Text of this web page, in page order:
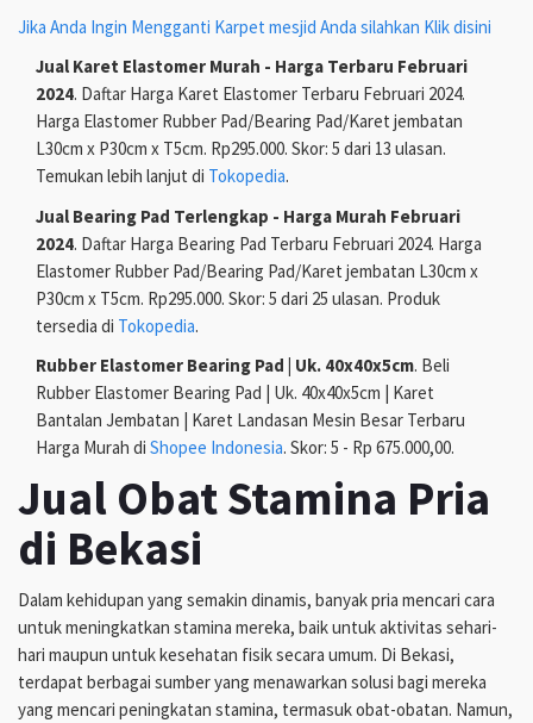
Jika Anda Ingin Mengganti Karpet mesjid Anda silahkan Klik disini
Jual Karet Elastomer Murah - Harga Terbaru Februari
2024. Daftar Harga Karet Elastomer Terbaru Februari 2024.
Harga Elastomer Rubber Pad/Bearing Pad/Karet jembatan
L30cm x P30cm x T5cm. Rp295.000. Skor: 5 dari 13 ulasan.
Temukan lebih lanjut di Tokopedia.
Jual Bearing Pad Terlengkap - Harga Murah Februari
2024. Daftar Harga Bearing Pad Terbaru Februari 2024. Harga
Elastomer Rubber Pad/Bearing Pad/Karet jembatan L30cm x
P30cm x T5cm. Rp295.000. Skor: 5 dari 25 ulasan. Produk
tersedia di Tokopedia.
Rubber Elastomer Bearing Pad | Uk. 40x40x5cm. Beli
Rubber Elastomer Bearing Pad | Uk. 40x40x5cm | Karet
Bantalan Jembatan | Karet Landasan Mesin Besar Terbaru
Harga Murah di Shopee Indonesia. Skor: 5 - Rp 675.000,00.
Jual Obat Stamina Pria
di Bekasi
Dalam kehidupan yang semakin dinamis, banyak pria mencari cara
untuk meningkatkan stamina mereka, baik untuk aktivitas sehari-
hari maupun untuk kesehatan fisik secara umum. Di Bekasi,
terdapat berbagai sumber yang menawarkan solusi bagi mereka
yang mencari peningkatan stamina, termasuk obat-obatan. Namun,